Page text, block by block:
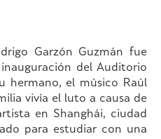
Garzón Guzmán fue
del Auditorio
hermano, el músico Raúl
vivía el luto a causa de
en Shanghái, ciudad
para estudiar con una